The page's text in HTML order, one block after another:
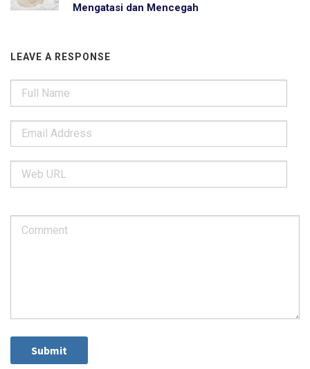
Mengatasi dan Mencegah
LEAVE A RESPONSE